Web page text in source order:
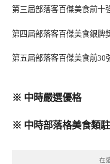
第三屆部落客百傑美食前十
第四屆部落客百傑美食銀牌
第五屆部落客百傑美食前30
※ 中時嚴選優格
※ 中時部落格美食類
在